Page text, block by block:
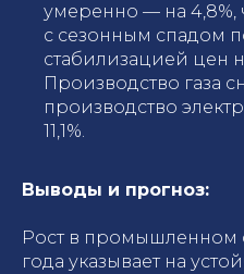
умеренно — на 4,8%,
с сезонным спадом
стабилизацией цен
Производство газа
производство
11,1%.
Выводы и прогноз:
Рост в промышленном
года указывает на